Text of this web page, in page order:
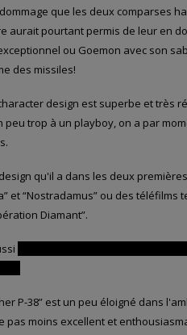
que les deux comparses
aurait pourtant permis de leur en
ou Goemon avec son
des missiles!
design est superbe et très
peu trop à un playboy, on a par
qu'il a dans les deux
et “Nostradamus” ou des téléfilms
Diamant”.
P-38” est un peu éloigné dans
pas moins excellent et